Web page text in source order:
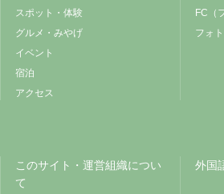
スポット・体験
グルメ・みやげ
イベント
宿泊
アクセス
FC（
フォ
このサイト・運営組織につい
て
外国